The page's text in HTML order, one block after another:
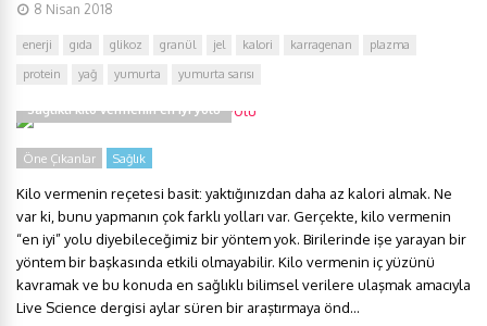
8 Nisan 2018
enerji gıda glikoz granül jel kalori karragenan
plazma
protein
yağ yumurta yumurta sarısı
Sağlıklı kilo vermenin en iyi yolu
Öne Çıkanlar Sağlık
Kilo vermenin reçetesi basit: yaktığınızdan daha az kalori almak. Ne
var ki, bunu yapmanın çok farklı yolları var. Gerçekte, kilo vermenin
“en iyi” yolu diyebileceğimiz bir yöntem yok. Birilerinde işe yarayan bir
yöntem bir başkasında etkili olmayabilir. Kilo vermenin iç yüzünü
kavramak ve bu konuda en sağlıklı bilimsel verilere ulaşmak amacıyla
Live Science dergisi aylar süren bir araştırmaya önd...